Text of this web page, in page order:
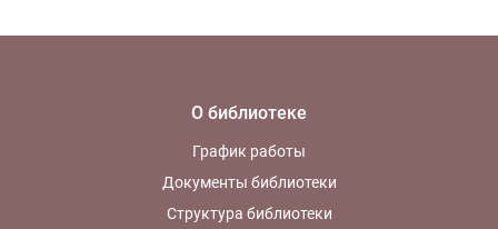
О библиотеке
График работы
Документы библиотеки
Структура библиотеки